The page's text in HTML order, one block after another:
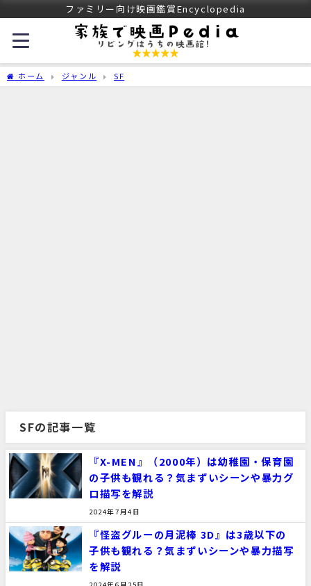
ファミリー向け映画鑑賞Encyclopedia
ホーム ジャンル SF
SFの記事一覧
『X-MEN』（2000年）は幼稚園・保育園
の子供も観れる？気まずいシーンや暴力グ
ロ描写を解説
2024年7月4日
『怪盗グルーの月泥棒 3D』は3歳以下の
子供も観れる？気まずいシーンや暴力描写
を解説